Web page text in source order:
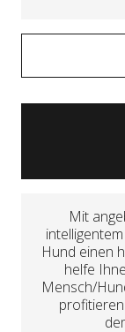
Mit
Hund einen
helfe
Mensch/